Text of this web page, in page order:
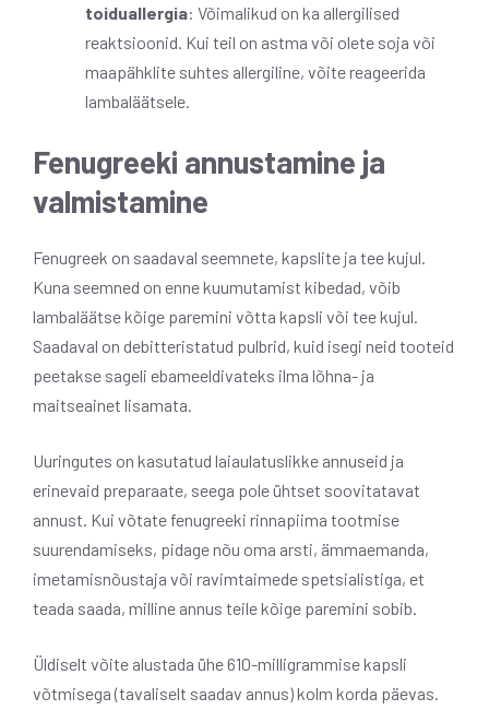
toiduallergia: Võimalikud on ka allergilised
reaktsioonid. Kui teil on astma või olete soja või
maapähklite suhtes allergiline, võite reageerida
lambaläätsele.
Fenugreeki annustamine ja
valmistamine
Fenugreek on saadaval seemnete, kapslite ja tee kujul.
Kuna seemned on enne kuumutamist kibedad, võib
lambaläätse kõige paremini võtta kapsli või tee kujul.
Saadaval on debitteristatud pulbrid, kuid isegi neid tooteid
peetakse sageli ebameeldivateks ilma lõhna- ja
maitseainet lisamata.
Uuringutes on kasutatud laiaulatuslikke annuseid ja
erinevaid preparaate, seega pole ühtset soovitatavat
annust. Kui võtate fenugreeki rinnapiima tootmise
suurendamiseks, pidage nõu oma arsti, ämmaemanda,
imetamisnõustaja või ravimtaimede spetsialistiga, et
teada saada, milline annus teile kõige paremini sobib.
Üldiselt võite alustada ühe 610-milligrammise kapsli
võtmisega (tavaliselt saadav annus) kolm korda päevas.